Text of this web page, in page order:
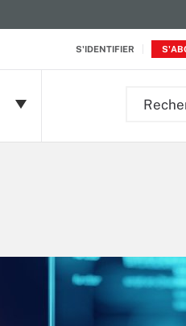
S'IDENTIFIER